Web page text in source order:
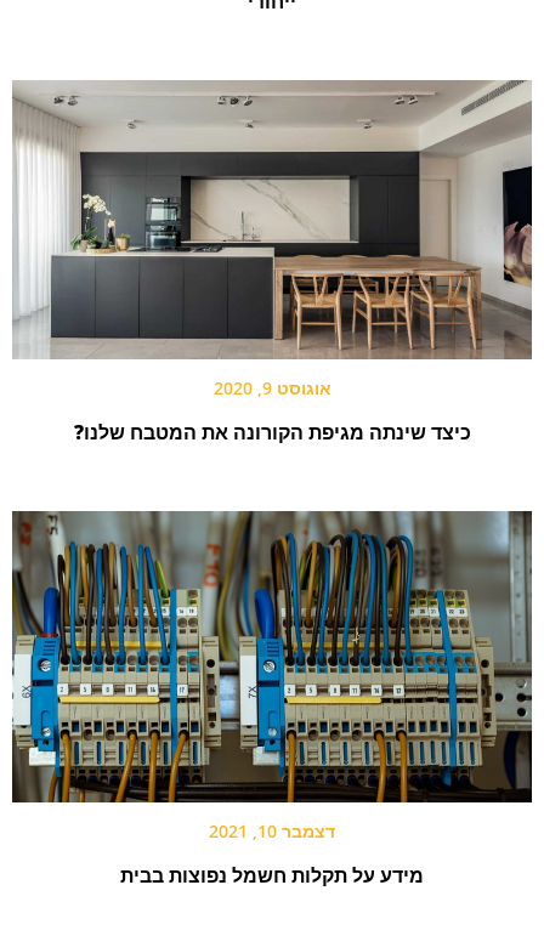
אוגוסט 9, 2020
כיצד שינתה מגיפת הקורונה את המטבח שלנו?
דצמבר 10, 2021
מידע על תקלות חשמל נפוצות בבית